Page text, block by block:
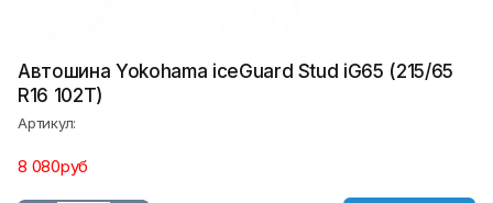
Автошина Yokohama iceGuard Stud iG65 (215/65
R16 102T)
Артикул:
8 080руб